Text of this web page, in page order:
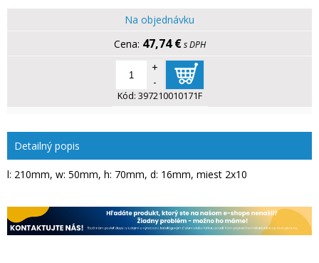
Na objednávku
47,74 € s DPH
+
-
Kód: 397210010171F
Detailný popis
l: 210mm, w: 50mm, h: 70mm, d: 16mm, miest 2x10